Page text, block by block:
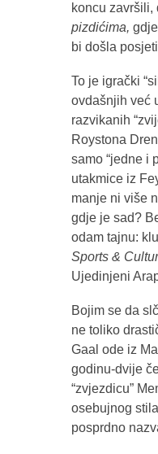
koncu završili,
pizdićima,
bi došla
To je igrački
ovdašnjih već
razvikanih
Roystona
samo “jedne i
utakmice iz
manje ni više
gdje je sad?
odam tajnu:
Sports &
Ujedinjeni
Bojim se da
ne toliko
Gaal ode iz
godinu-dvije
“zvjezdicu”
osebujnog
posprdno